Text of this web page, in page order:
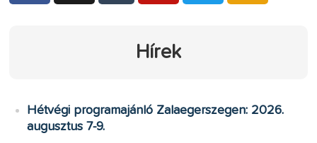
Hírek
Hétvégi programajánló Zalaegerszegen: 2026.
augusztus 7-9.